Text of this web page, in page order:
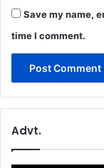
Save my name,
time I comment.
Advt.